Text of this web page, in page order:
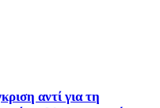
αντί για τη